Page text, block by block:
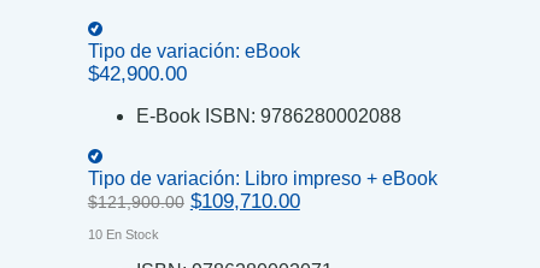
Tipo de variación: eBook
$42,900.00
E-Book ISBN: 9786280002088
Tipo de variación: Libro impreso + eBook
$121,900.00 Original
$109,710.00Current
10 En Stock